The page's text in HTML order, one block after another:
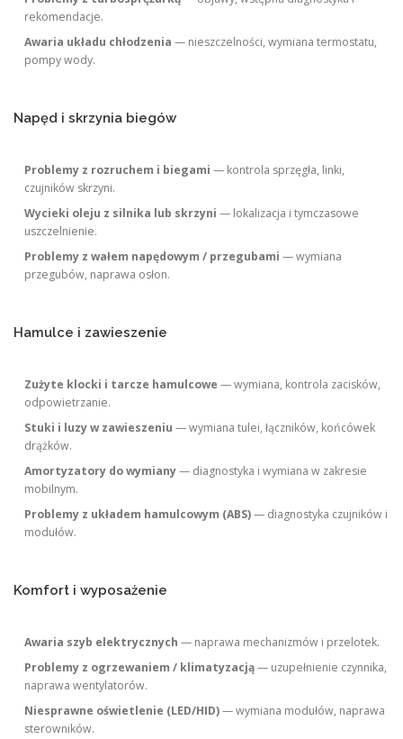
rekomendacje.
Awaria układu chłodzenia — nieszczelności, wymiana termostatu,
pompy wody.
Napęd i skrzynia biegów
Problemy z rozruchem i biegami — kontrola sprzęgła, linki,
czujników skrzyni.
Wycieki oleju z silnika lub skrzyni — lokalizacja i tymczasowe
uszczelnienie.
Problemy z wałem napędowym / przegubami — wymiana
przegubów, naprawa osłon.
Hamulce i zawieszenie
Zużyte klocki i tarcze hamulcowe — wymiana, kontrola zacisków,
odpowietrzanie.
Stuki i luzy w zawieszeniu — wymiana tulei, łączników, końcówek
drążków.
Amortyzatory do wymiany— diagnostyka i wymiana w zakresie
mobilnym.
Problemy z układem hamulcowym (ABS)— diagnostyka czujników i
modułów.
Komfort i wyposażenie
Awaria szyb elektrycznych — naprawa mechanizmów i przelotek.
Problemy z ogrzewaniem / klimatyzacją— uzupełnienie czynnika,
naprawa wentylatorów.
Niesprawne oświetlenie (LED/HID)— wymiana modułów, naprawa
sterowników.